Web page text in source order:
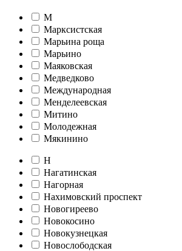
М
Марксистская
Марьина роща
Марьино
Маяковская
Медведково
Международная
Менделеевская
Митино
Молодежная
Мякинино
Н
Нагатинская
Нагорная
Нахимовский проспект
Новогиреево
Новокосино
Новокузнецкая
Новослободская